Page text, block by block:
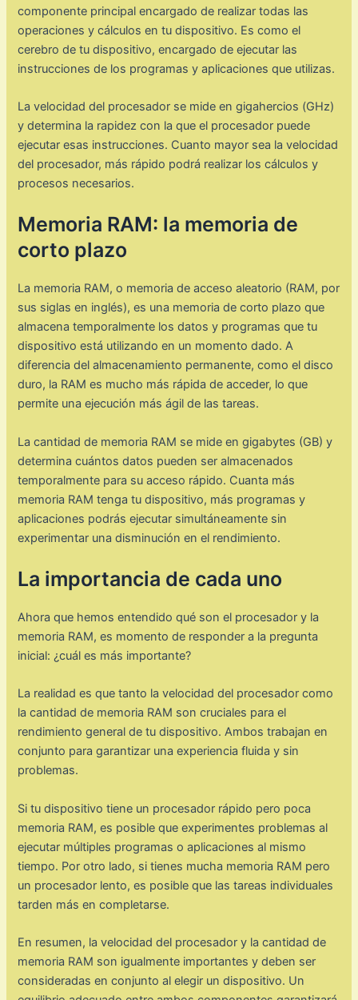
componente principal encargado de realizar todas las
operaciones y cálculos en tu dispositivo. Es como el
cerebro de tu dispositivo, encargado de ejecutar las
instrucciones de los programas y aplicaciones que utilizas.
La velocidad del procesador se mide en gigahercios (GHz)
y determina la rapidez con la que el procesador puede
ejecutar esas instrucciones. Cuanto mayor sea la velocidad
del procesador, más rápido podrá realizar los cálculos y
procesos necesarios.
Memoria RAM: la memoria de
corto plazo
La memoria RAM, o memoria de acceso aleatorio (RAM, por
sus siglas en inglés), es una memoria de corto plazo que
almacena temporalmente los datos y programas que tu
dispositivo está utilizando en un momento dado. A
diferencia del almacenamiento permanente, como el disco
duro, la RAM es mucho más rápida de acceder, lo que
permite una ejecución más ágil de las tareas.
La cantidad de memoria RAM se mide en gigabytes (GB) y
determina cuántos datos pueden ser almacenados
temporalmente para su acceso rápido. Cuanta más
memoria RAM tenga tu dispositivo, más programas y
aplicaciones podrás ejecutar simultáneamente sin
experimentar una disminución en el rendimiento.
La importancia de cada uno
Ahora que hemos entendido qué son el procesador y la
memoria RAM, es momento de responder a la pregunta
inicial: ¿cuál es más importante?
La realidad es que tanto la velocidad del procesador como
la cantidad de memoria RAM son cruciales para el
rendimiento general de tu dispositivo. Ambos trabajan en
conjunto para garantizar una experiencia fluida y sin
problemas.
Si tu dispositivo tiene un procesador rápido pero poca
memoria RAM, es posible que experimentes problemas al
ejecutar múltiples programas o aplicaciones al mismo
tiempo. Por otro lado, si tienes mucha memoria RAM pero
un procesador lento, es posible que las tareas individuales
tarden más en completarse.
En resumen, la velocidad del procesador y la cantidad de
memoria RAM son igualmente importantes y deben ser
consideradas en conjunto al elegir un dispositivo. Un